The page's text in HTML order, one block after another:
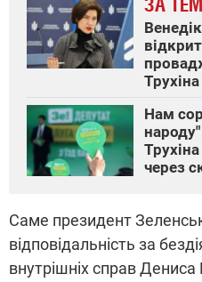
ЗА
Трухіна
Нам
через
Саме президент
відповідальність за
внутрішніх справ